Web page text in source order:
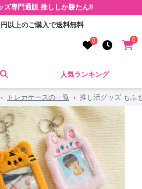
ズ専門通販 推ししか勝たん‼
以上のご購入で送料無料
0 0
人気ランキング
› トレカケースの一覧 › 推し活グッズ もふ